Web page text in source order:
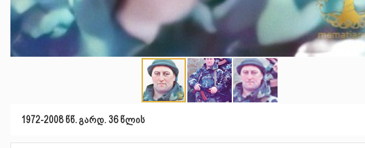
1972-2008 წწ. გარდ. 36 წლის